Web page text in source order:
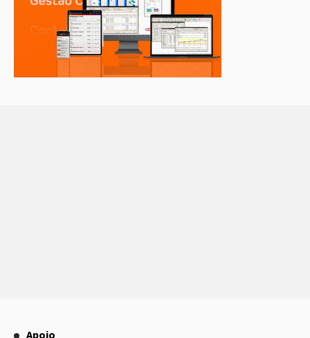
Apoio